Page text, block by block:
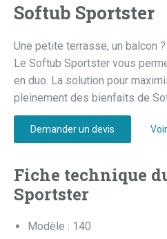
Softub Sportster
Une petite terrasse, un balcon ?
Le Softub Sportster vous
en duo. La solution pour
pleinement des bienfaits de
Demander un devis
Fiche technique
Sportster
Modèle : 140